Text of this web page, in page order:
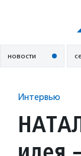
новости
Интервью